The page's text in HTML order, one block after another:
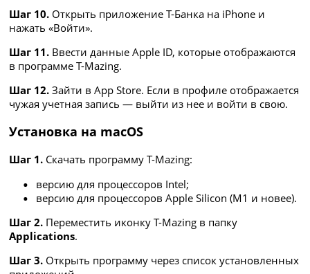
Шаг 10. Открыть приложение Т-Банка на iPhone и
нажать «Войти».
Шаг 11. Ввести данные Apple ID, которые отображаются
в программе T-Mazing.
Шаг 12. Зайти в App Store. Если в профиле отображается
чужая учетная запись — выйти из нее и войти в свою.
Установка на macOS
Шаг 1. Скачать программу T-Mazing:
версию для процессоров Intel;
версию для процессоров Apple Silicon (M1 и новее).
Шаг 2. Переместить иконку T-Mazing в папку
Applications.
Шаг 3. Открыть программу через список установленных